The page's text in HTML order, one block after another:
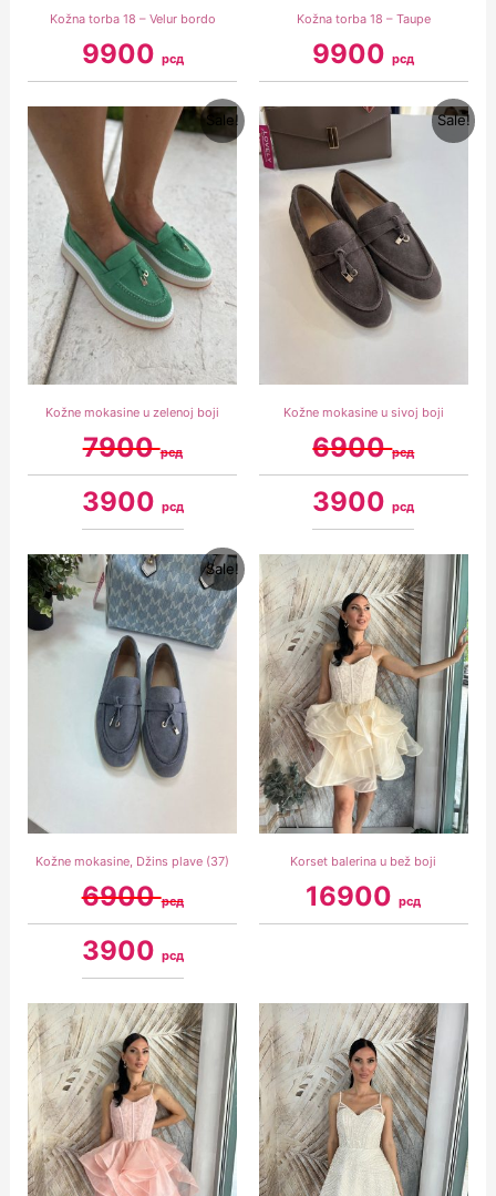
Kožna torba 18 – Velur bordo
9900 рсд
Kožna torba 18 – Taupe
9900рсд
Sale!
Kožne mokasine u zelenoj boji
7900рсд
Original
price
was:
7900 рсд.
3900 рсд
Current
price
is:
Sale!
Kožne mokasine u sivoj boji
6900рсд
Original
price
was:
6900 рсд.
3900рсд
Current
price
Sale!
Kožne mokasine, Džins plave (37)
6900рсд
Original
price
was:
6900 рсд.
3900 рсд
Current
price
is:
3900 рсд.
Korset balerina u bež boji
16900рсд